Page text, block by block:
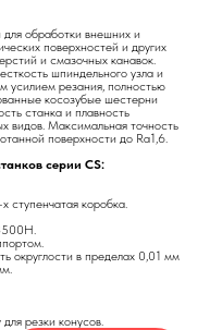
обработки внешних и
поверхностей и других
и смазочных канавок.
шпиндельного узла и
усилием резания, полностью
косозубые шестерни
станка и плавность
видов. Максимальная точность
поверхности до Ra1,6.
серии CS:
ступенчатая коробка.
округлости в пределах 0,01 мм
резки конусов.